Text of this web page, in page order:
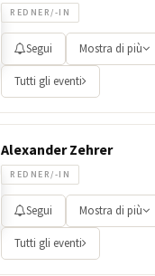
REDNER/-IN
Segui Mostra di più
Tutti gli eventi
Alexander Zehrer
REDNER/-IN
Segui Mostra di più
Tutti gli eventi